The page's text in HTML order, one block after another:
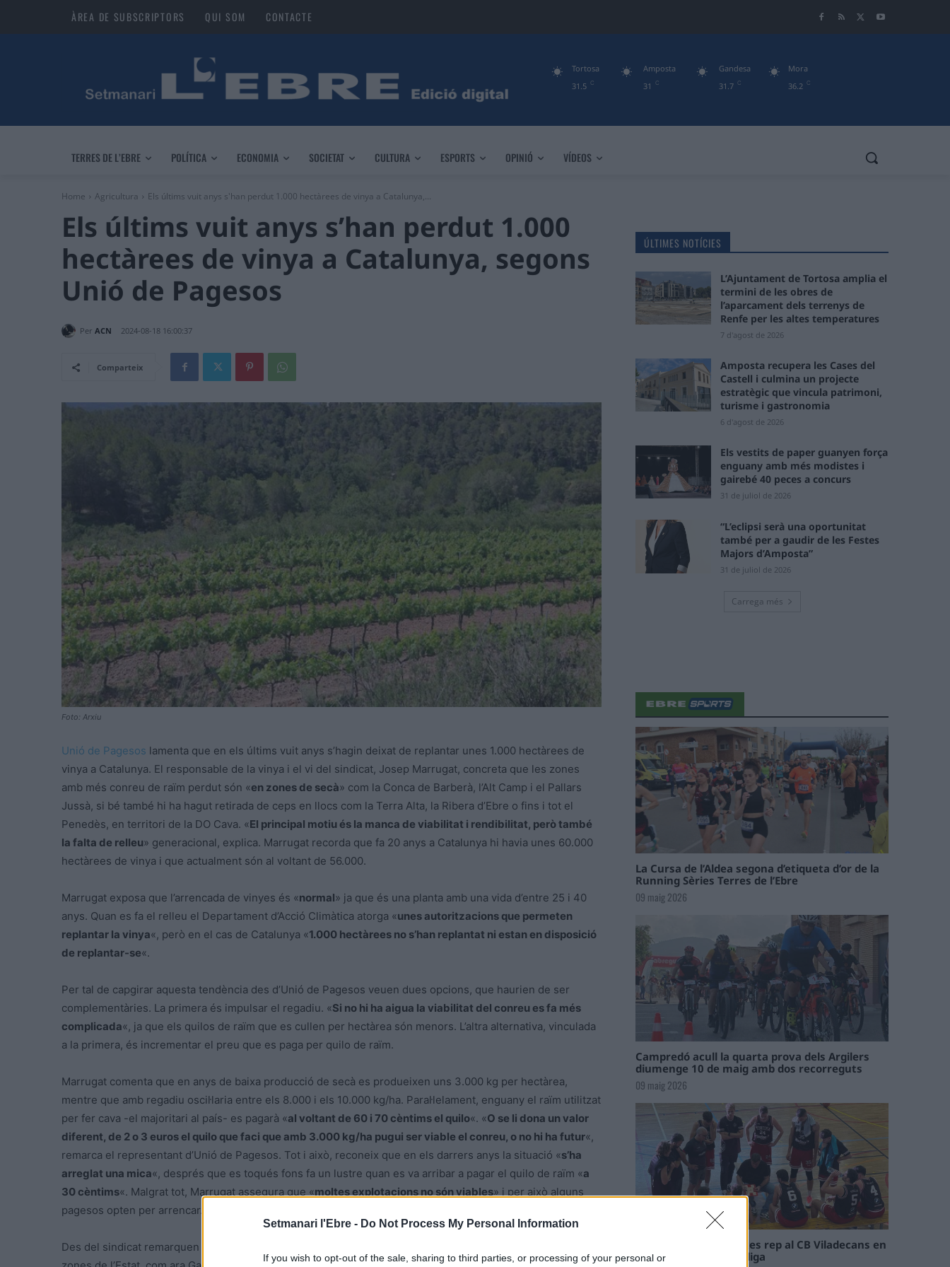
Setmanari l'Ebre - Do Not Process My Personal Information
If you wish to opt-out of the sale, sharing to third parties, or processing of your personal or
ÀREA DE SUBSCRIPTORS QUI SOM CONTACTE
31.5 C
Tortosa
31
C
Amposta
31.7 C
Gandesa
36.2 C
Mora
TERRES DE L’EBRE POLÍTICA ECONOMIA SOCIETAT CULTURA ESPORTS OPINIÓ VÍDEOS
Home Agricultura Els últims vuit anys s'han perdut 1.000 hectàrees de vinya a Catalunya,...
Els últims vuit anys s’han perdut 1.000
hectàrees de vinya a Catalunya, segons
Unió de Pagesos
Per ACN 2024-08-18 16:00:37
Comparteix
Foto: Arxiu
Unió de Pagesos lamenta que en els últims vuit anys s’hagin deixat de replantar unes 1.000 hectàrees de
vinya a Catalunya. El responsable de la vinya i el vi del sindicat, Josep Marrugat, concreta que les zones
amb més conreu de raïm perdut són «en zones de secà» com la Conca de Barberà, l’Alt Camp i el Pallars
Jussà, si bé també hi ha hagut retirada de ceps en llocs com la Terra Alta, la Ribera d’Ebre o fins i tot el
Penedès, en territori de la DO Cava. «El principal motiu és la manca de viabilitat i rendibilitat, però també
la falta de relleu» generacional, explica. Marrugat recorda que fa 20 anys a Catalunya hi havia unes 60.000
hectàrees de vinya i que actualment són al voltant de 56.000.
Marrugat exposa que l’arrencada de vinyes és «normal» ja que és una planta amb una vida d’entre 25 i 40
anys. Quan es fa el relleu el Departament d’Acció Climàtica atorga «unes autoritzacions que permeten
replantar la vinya«, però en el cas de Catalunya «1.000 hectàrees no s’han replantat ni estan en disposició
de replantar-se«.
Per tal de capgirar aquesta tendència des d’Unió de Pagesos veuen dues opcions, que haurien de ser
complementàries. La primera és impulsar el regadiu. «Si no hi ha aigua la viabilitat del conreu es fa més
complicada«, ja que els quilos de raïm que es cullen per hectàrea són menors. L’altra alternativa, vinculada
a la primera, és incrementar el preu que es paga per quilo de raïm.
Marrugat comenta que en anys de baixa producció de secà es produeixen uns 3.000 kg per hectàrea,
mentre que amb regadiu oscil·laria entre els 8.000 i els 10.000 kg/ha. Paral·lelament, enguany el raïm utilitzat
per fer cava -el majoritari al país- es pagarà «al voltant de 60 i 70 cèntims el quilo«. «O se li dona un valor
diferent, de 2 o 3 euros el quilo que faci que amb 3.000 kg/ha pugui ser viable el conreu, o no hi ha futur«,
remarca el representant d’Unió de Pagesos. Tot i això, reconeix que en els darrers anys la situació «s’ha
arreglat una mica«, després que es toqués fons fa un lustre quan es va arribar a pagar el quilo de raïm «a
30 cèntims«. Malgrat tot, Marrugat assegura que «moltes explotacions no són viables» i per això alguns
pagesos opten per arrencar.
Des del sindicat remarquen que el preu que es paga a Catalunya és força inferior al que s’aplica en altres
ÚLTIMES NOTÍCIES
L’Ajuntament de Tortosa amplia el
termini de les obres de
l’aparcament dels terrenys de
Renfe per les altes temperatures
7 d'agost de 2026
Amposta recupera les Cases del
Castell i culmina un projecte
estratègic que vincula patrimoni,
turisme i gastronomia
6 d'agost de 2026
Els vestits de paper guanyen força
enguany amb més modistes i
gairebé 40 peces a concurs
31 de juliol de 2026
“L’eclipsi serà una oportunitat
també per a gaudir de les Festes
Majors d’Amposta”
31 de juliol de 2026
Carrega més
La Cursa de l’Aldea segona d’etiqueta d’or de la
Running Sèries Terres de l’Ebre
09 maig 2026
Campredó acull la quarta prova dels Argilers
diumenge 10 de maig amb dos recorreguts
09 maig 2026
El Cantaires amb baixes rep al CB Viladecans en
el tram decisiu de la lliga